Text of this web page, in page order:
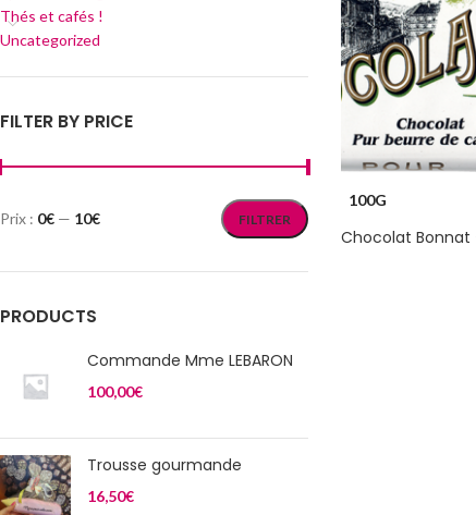
Thés et cafés !
Uncategorized
FILTER BY PRICE
FILTRER
Prix : 0€ — 10€
PRODUCTS
Commande Mme LEBARON
100,00€
Trousse gourmande
16,50€
100G
Chocolat Bonnat